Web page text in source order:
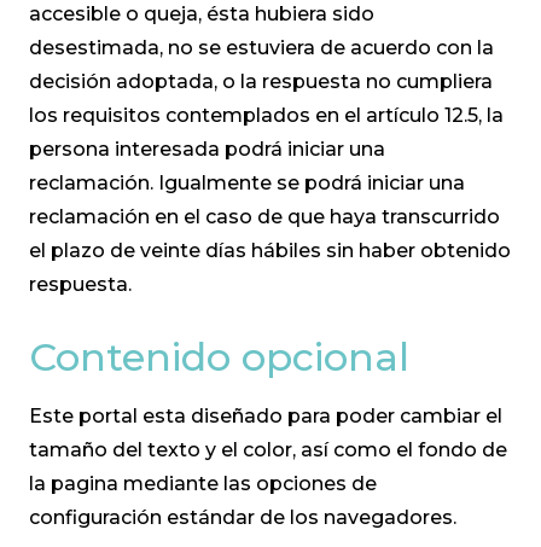
accesible o queja, ésta hubiera sido
desestimada, no se estuviera de acuerdo con la
decisión adoptada, o la respuesta no cumpliera
los requisitos contemplados en el artículo 12.5, la
persona interesada podrá iniciar una
reclamación. Igualmente se podrá iniciar una
reclamación en el caso de que haya transcurrido
el plazo de veinte días hábiles sin haber obtenido
respuesta.
Contenido opcional
Este portal esta diseñado para poder cambiar el
tamaño del texto y el color, así como el fondo de
la pagina mediante las opciones de
configuración estándar de los navegadores.